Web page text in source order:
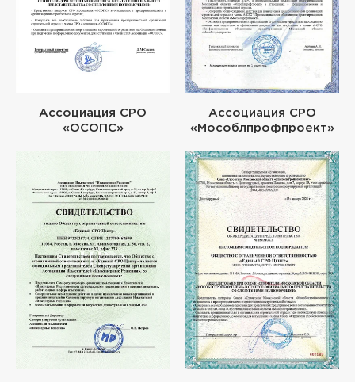
Ассоциация СРО
«ОСОПС»
Ассоциация СРО
«Мособлпрофпроект»